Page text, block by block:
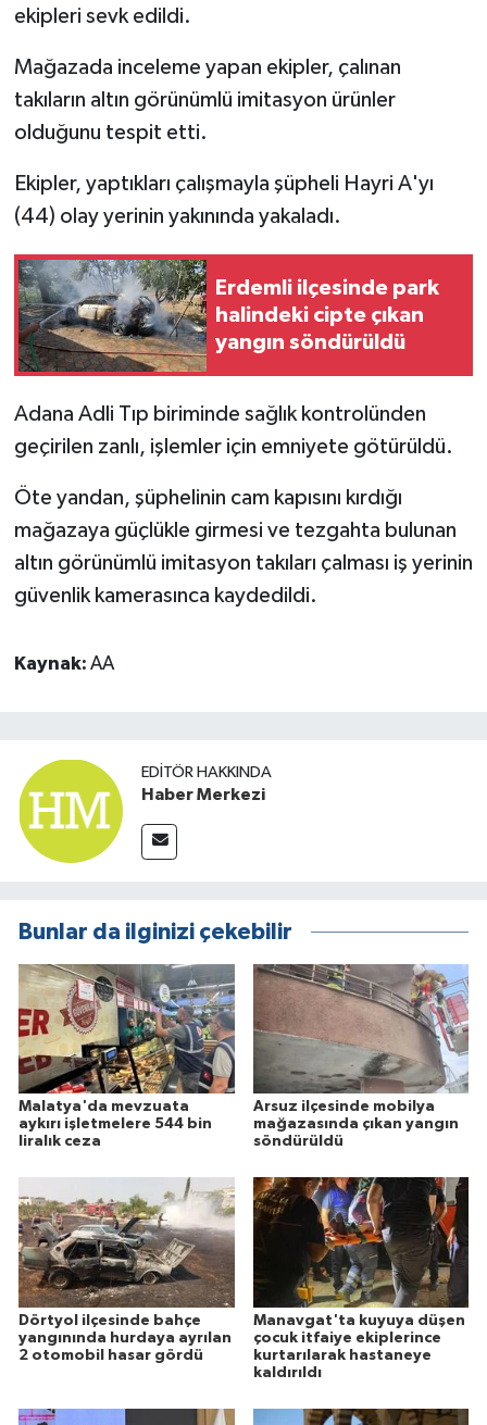
ekipleri sevk edildi.
Mağazada inceleme yapan ekipler, çalınan
takıların altın görünümlü imitasyon ürünler
olduğunu tespit etti.
Ekipler, yaptıkları çalışmayla şüpheli Hayri A'yı
(44) olay yerinin yakınında yakaladı.
Erdemli ilçesinde park
halindeki cipte çıkan
yangın söndürüldü
Adana Adli Tıp biriminde sağlık kontrolünden
geçirilen zanlı, işlemler için emniyete götürüldü.
Öte yandan, şüphelinin cam kapısını kırdığı
mağazaya güçlükle girmesi ve tezgahta bulunan
altın görünümlü imitasyon takıları çalması iş yerinin
güvenlik kamerasınca kaydedildi.
Kaynak: AA
EDITÖR HAKKINDA
Haber Merkezi
Bunlar da ilginizi çekebilir
Malatya'da mevzuata
aykırı işletmelere 544 bin
liralık ceza
Arsuz ilçesinde mobilya
mağazasında çıkan yangın
söndürüldü
Dörtyol ilçesinde bahçe
yangınında hurdaya ayrılan
2 otomobil hasar gördü
Manavgat'ta kuyuya düşen
çocuk itfaiye ekiplerince
kurtarılarak hastaneye
kaldırıldı